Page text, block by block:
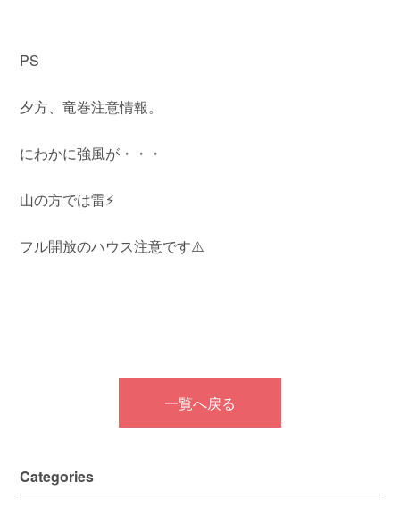
PS
夕方、竜巻注意情報。
にわかに強風が・・・
山の方では雷⚡️
フル開放のハウス注意です⚠️
一覧へ戻る
Categories